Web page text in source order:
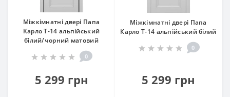
Міжкімнатні двері Папа
Карло T-14 альпійський
білий/чорний матовий
0
5 299 грн
Міжкімнатні двері Папа
Карло T-14 альпійський білий
0
5 299 грн